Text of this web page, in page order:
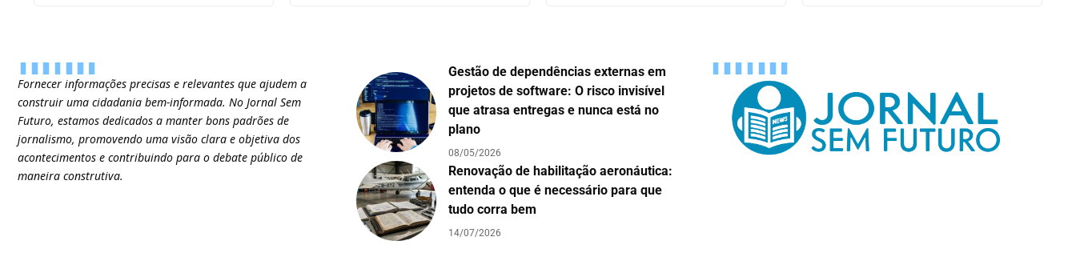
Fornecer informações precisas e relevantes que ajudem a
construir uma cidadania bem-informada. No Jornal Sem
Futuro, estamos dedicados a manter bons padrões de
jornalismo, promovendo uma visão clara e objetiva dos
acontecimentos e contribuindo para o debate público de
maneira construtiva.
Gestão de dependências externas em
projetos de software: O risco invisível
que atrasa entregas e nunca está no
plano
08/05/2026
Renovação de habilitação aeronáutica:
entenda o que é necessário para que
tudo corra bem
14/07/2026